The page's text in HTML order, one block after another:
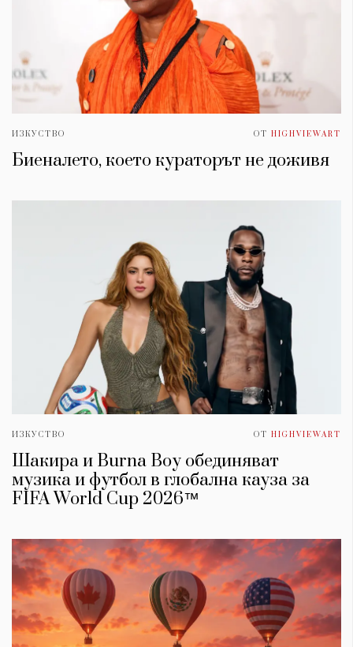
ИЗКУСТВО ОТ HIGHVIEWART
Биеналето, което кураторът не доживя
ИЗКУСТВО ОТ HIGHVIEWART
Шакира и Burna Boy обединяват
музика и футбол в глобална кауза за
FIFA World Cup 2026™